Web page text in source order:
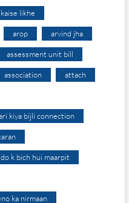
likhe
arop arvind jha
assessment unit bill
association attach
kiya bijli connection
k bich hui maarpit
ka nirmaan